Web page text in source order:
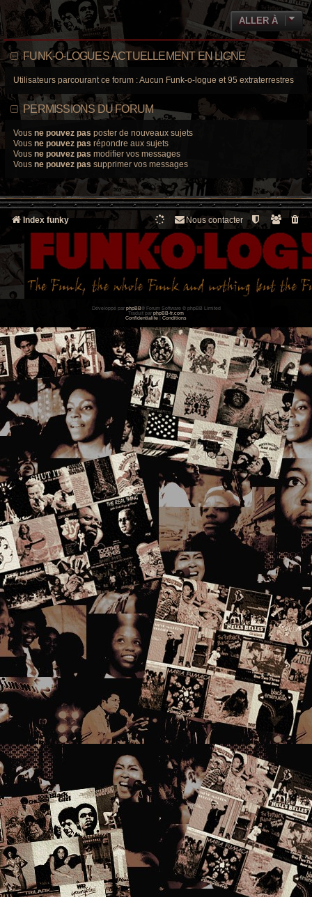
ALLER À
FUNK-O-LOGUES ACTUELLEMENT EN LIGNE
Utilisateurs parcourant ce forum : Aucun Funk-o-logue et 95 extraterrestres
PERMISSIONS DU FORUM
Vous ne pouvez pas poster de nouveaux sujets
Vous ne pouvez pas répondre aux sujets
Vous ne pouvez pas modifier vos messages
Vous ne pouvez pas supprimer vos messages
Index funky Nous contacter
Développé par phpBB® Forum Software © phpBB Limited
Traduit par phpBB-fr.com
Confidentialité
Conditions